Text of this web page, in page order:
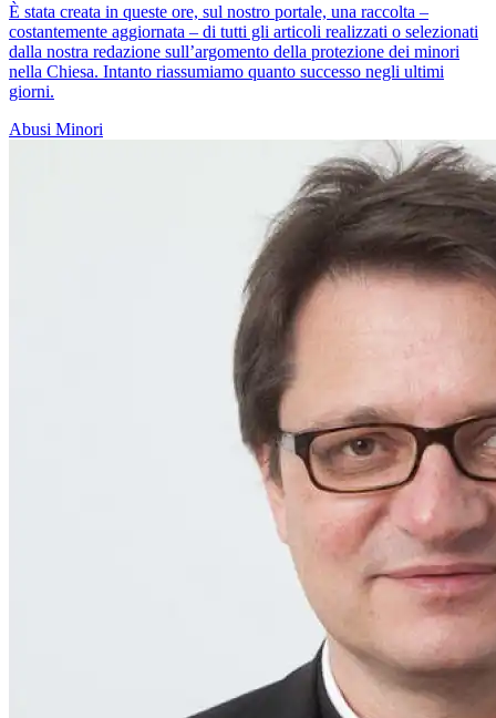
È stata creata in queste ore, sul nostro portale, una raccolta –
costantemente aggiornata – di tutti gli articoli realizzati o selezionati
dalla nostra redazione sull’argomento della protezione dei minori
nella Chiesa. Intanto riassumiamo quanto successo negli ultimi
giorni.
Abusi Minori